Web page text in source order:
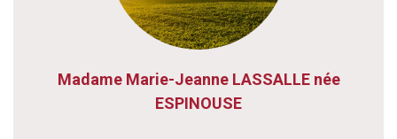
Madame Marie-Jeanne LASSALLE née
ESPINOUSE